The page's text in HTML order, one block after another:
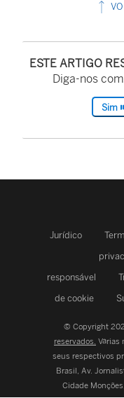
ESTE ARTIGO
Diga-nos
Sim
Jurídico
responsável
de cookie
© Copyright
reservados. Várias
seus respectivos
Brasil, Av.
Cidade